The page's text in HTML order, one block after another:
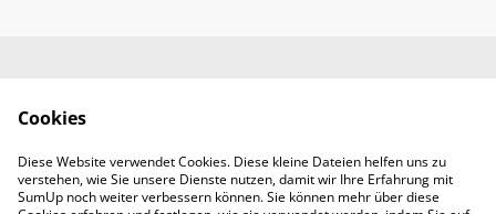
Retoure
Kontakt
Cookies
Diese Website verwendet Cookies. Diese kleine Dateien helfen uns zu
verstehen, wie Sie unsere Dienste nutzen, damit wir Ihre Erfahrung mit
SumUp noch weiter verbessern können. Sie können mehr über diese